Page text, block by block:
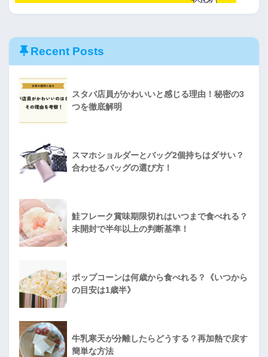
Recent Posts
スタバ店員がかわいいと感じる理由！秘密の3
つを徹底解明
スマホショルダーとバッグ2個持ちはダサい？
合わせるバッグの選び方！
鮭フレーク賞味期限切れはいつまで食べれる？
未開封で半年以上の判断基準！
ポップコーンは何歳から食べれる？《いつから
の目安は1歳半》
牛乳寒天が分離したらどうする？再加熱で戻す
簡単な方法